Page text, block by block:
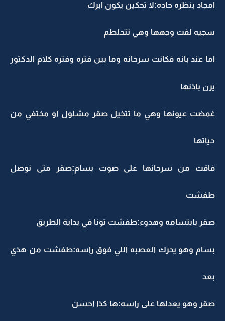
امجاد بنظره حاده:لا تحكين يكون ابرك
سجيه لفت وجهها وهي تتحلطم
اما عند بانه فكانت سرحانه وما بين فتره وفتره كلام الدكتور
يرن باذنها
غمضت عيونها وهي ما تتخيل صقر مشلول او مختفي من
حياتها
فاقت من سرحانها على صوت بسام:صقر متى نوصل
طفشت
صقر بابتسامه وهدوء:طفشت تونا في بداية الطريق
بسام وهو يحرك العصبه اللي فوق راسه:طفشت من هذي
بعد
صقر وهو يعدلها على راسه:ها كذا احسن